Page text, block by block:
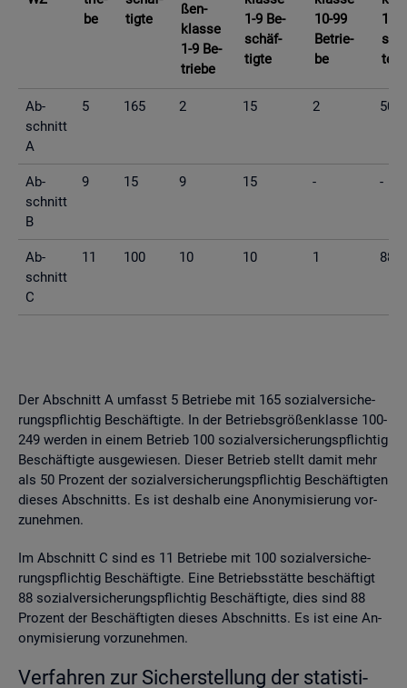
be
tig­te
ßen­
klas­se
1-9 Be­
trie­be
1-9 Be­
schäf­
tig­te
10-99
Be­trie­
be
10-
te
Ab­
schnitt
A
5 165 2 15 2 50
Ab­
schnitt
B
9 15 9 15 - -
Ab­
schnitt
C
11 100 10 10 1 88
Der Ab­schnitt A um­fasst 5 Be­trie­be mit 165 so­zi­al­ver­si­che­
rungs­pflich­tig Be­schäf­tig­te. In der Be­triebs­grö­ßen­klas­se 100-
249 wer­den in einem Be­trieb 100 so­zi­al­ver­si­che­rungs­pflich­tig
Be­schäf­tig­te aus­ge­wie­sen. Die­ser Be­trieb stellt damit mehr
als 50 Pro­zent der so­zi­al­ver­si­che­rungs­pflich­tig Be­schäf­tig­ten
die­ses Ab­schnitts. Es ist des­halb eine An­ony­mi­sie­rung vor­
zu­neh­men.
Im Ab­schnitt C sind es 11 Be­trie­be mit 100 so­zi­al­ver­si­che­
rungs­pflich­tig Be­schäf­tig­te. Eine Be­triebs­stät­te be­schäf­tigt
88 so­zi­al­ver­si­che­rungs­pflich­tig Be­schäf­tig­te, dies sind 88
Pro­zent der Be­schäf­tig­ten die­ses Ab­schnitts. Es ist eine An­
ony­mi­sie­rung vor­zu­neh­men.
Ver­fah­ren zur Si­cher­stel­lung der sta­tis­ti­